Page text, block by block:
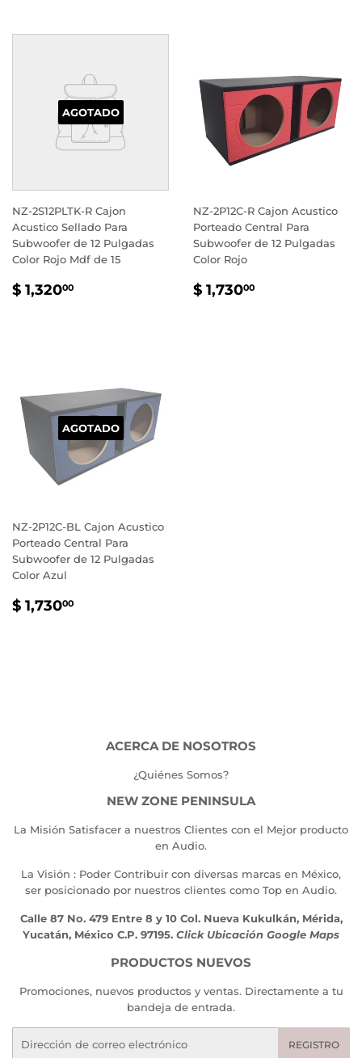
AGOTADO
NZ-2S12PLTK-R Cajon
Acustico Sellado Para
Subwoofer de 12 Pulgadas
Color Rojo Mdf de 15
PRECIO
$ 1,32000
NZ-2P12C-R Cajon Acustico
Porteado Central Para
Subwoofer de 12 Pulgadas
Color Rojo
PRECIO
$ 1,73000
AGOTADO
NZ-2P12C-BL Cajon Acustico
Porteado Central Para
Subwoofer de 12 Pulgadas
Color Azul
PRECIO
$ 1,73000
ACERCA DE NOSOTROS
¿Quiénes Somos?
NEW ZONE PENINSULA
La Misión Satisfacer a nuestros Clientes con el Mejor producto
en Audio.
La Visión : Poder Contribuir con diversas marcas en México,
ser posicionado por nuestros clientes como Top en Audio.
Calle 87 No. 479 Entre 8 y 10 Col. Nueva Kukulkán, Mérida,
Yucatán, México C.P. 97195. Click Ubicación Google Maps
PRODUCTOS NUEVOS
Promociones, nuevos productos y ventas. Directamente a tu
bandeja de entrada.
REGISTRO